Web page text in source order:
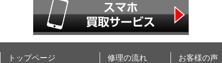
トップページ
修理の流れ
お客様の声